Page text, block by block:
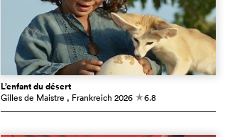
L’enfant du désert
Gilles de Maistre , Frankreich 2026 c6.8